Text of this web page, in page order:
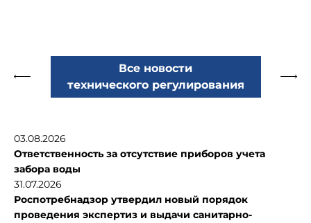
Все новости
технического регулирования
03.08.2026
Ответственность за отсутствие приборов учета
забора воды
31.07.2026
Роспотребнадзор утвердил новый порядок
проведения экспертиз и выдачи санитарно-